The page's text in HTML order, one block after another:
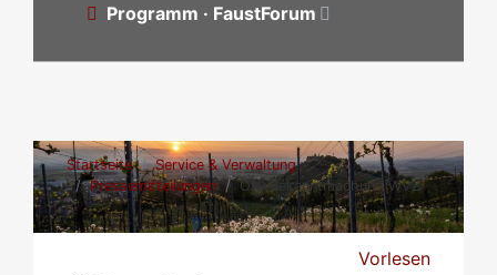
Programm · FaustForum
Startseite
Service & Verwaltung
Pressemitteilungen
Öff. Bekanntmachung WVZ
Vorlesen